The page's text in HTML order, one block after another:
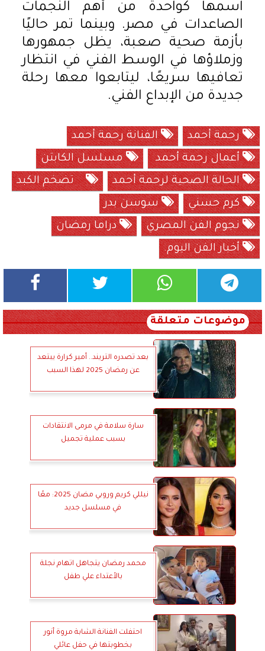
اسمها كواحدة من أهم النجمات
الصاعدات في مصر. وبينما تمر حاليًا
بأزمة صحية صعبة، يظل جمهورها
وزملاؤها في الوسط الفني في انتظار
تعافيها سريعًا، ليتابعوا معها رحلة
جديدة من الإبداع الفني.
رحمة أحمد
الفنانة رحمة أحمد
أعمال رحمة أحمد
مسلسل الكابتن
الحالة الصحية لرحمة أحمد
تضخم الكبد
كرم حسني
سوسن بدر
نجوم الفن المصري
دراما رمضان
أخبار الفن اليوم.
موضوعات متعلقة
بعد تصدره التريند.. أمير كرارة يبتعد
عن رمضان 2025 لهذا السبب
سارة سلامة في مرمى الانتقادات
بسبب عملية تجميل
نيللي كريم وروبي مضان 2025: معًا
في مسلسل جديد
محمد رمضان يتجاهل اتهام نجلة
بالأعتداء علي طفل
احتفلت الفنانة الشابة مروة أنور
بخطوبتها في حفل عائلي